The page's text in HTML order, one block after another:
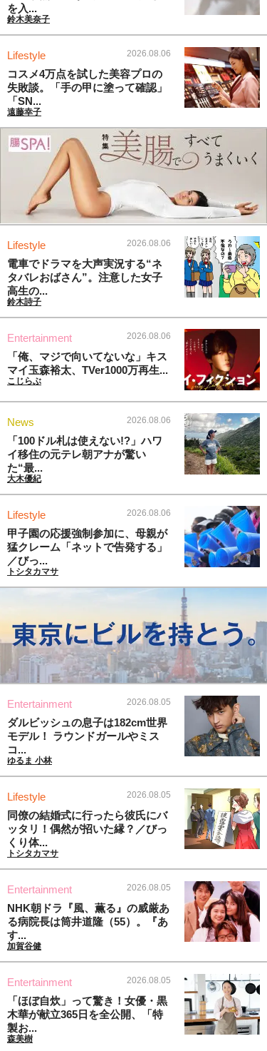
を入...
鈴木美奈子
Lifestyle 2026.08.06
コスメ4万点を試した美容プロの
失敗談。「手の甲に塗って確認」
「SN...
遠藤幸子
Lifestyle 2026.08.06
電車でドラマを大声実況する“ネ
タバレおばさん”。注意した女子
高生の...
鈴木詩子
Entertainment 2026.08.06
「俺、マジで向いてないな」キス
マイ玉森裕太、TVer1000万再生...
こじらぶ
News 2026.08.06
「100ドル札は使えない!?」ハワ
イ移住の元テレ朝アナが驚い
た“最...
大木優紀
Lifestyle 2026.08.06
甲子園の応援強制参加に、母親が
猛クレーム「ネットで告発する」
／びっ...
トシタカマサ
Entertainment 2026.08.05
ダルビッシュの息子は182cm世界
モデル！ ラウンドガールやミス
コ...
ゆるま 小林
Lifestyle 2026.08.05
同僚の結婚式に行ったら彼氏にバ
ッタリ！偶然が招いた縁？／びっ
くり体...
トシタカマサ
Entertainment 2026.08.05
NHK朝ドラ『風、薫る』の威厳あ
る病院長は筒井道隆（55）。『あ
す...
加賀谷健
Entertainment 2026.08.05
「ほぼ自炊」って驚き！女優・黒
木華が献立365日を全公開、「特
製お...
森美樹